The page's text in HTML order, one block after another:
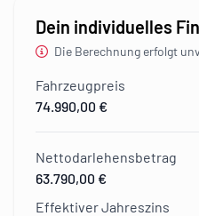
Dein individuelles
Die Berechnung erfolgt
Fahrzeugpreis
74.990,00 €
Nettodarlehensbetrag
63.790,00 €
Effektiver Jahreszins